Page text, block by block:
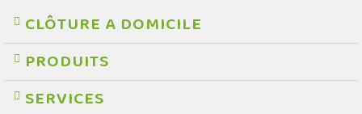
CLÔTURE A DOMICILE
PRODUITS
SERVICES